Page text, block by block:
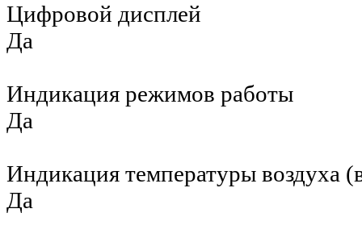
Цифровой дисплей
Да
Индикация режимов работы
Да
Индикация температуры воздуха
Да